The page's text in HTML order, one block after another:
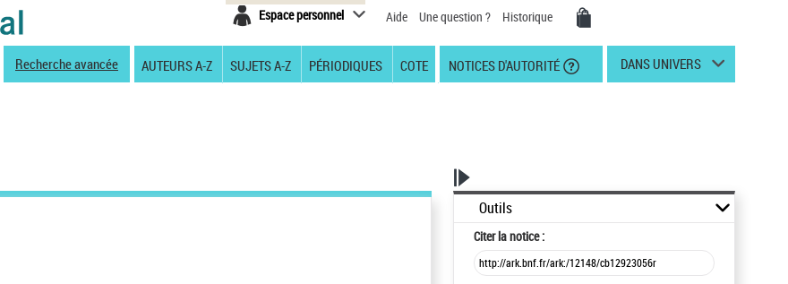
Espace personnel Aide Une question ? Historique
Recherche avancée AUTEURS A-Z SUJETS A-Z PÉRIODIQUES COTE NOTICES D'AUTORITÉ DANS UNIVERS
Outils
Citerla notice :